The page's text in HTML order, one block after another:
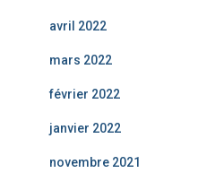
avril 2022
mars 2022
février 2022
janvier 2022
novembre 2021